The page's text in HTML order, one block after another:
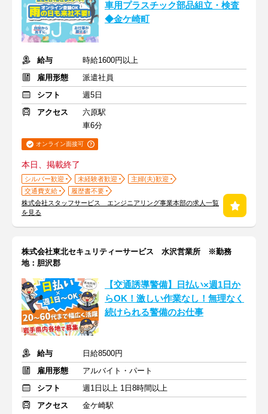
車用プラスチック部品組立・検査
◆金ケ崎町
給与
時給1600円以上
雇用形態
派遣社員
シフト
週5日
アクセス
六原駅
車6分
オンライン面接可
本日、掲載終了
シルバー歓迎 未経験者歓迎
主婦(夫)歓迎
交通費支給
履歴書不要
株式会社スタッフサービス エンジニアリング事業本部の求人一覧
を見る
株式会社東北セキュリティーサービス 水沢営業所 ※勤務
地：胆沢郡
【交通誘導警備】日払い×週1日か
らOK！激しい作業なし！無理なく
続けられる警備のお仕事
給与
日給8500円
雇用形態
アルバイト・パート
シフト
週1日以上 1日8時間以上
アクセス
金ケ崎駅